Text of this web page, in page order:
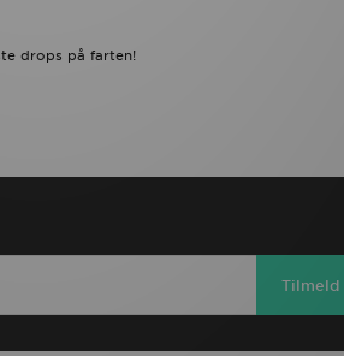
drops på farten!
Tilmeld